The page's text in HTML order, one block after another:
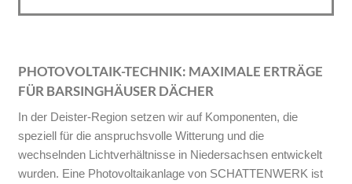
PHOTOVOLTAIK-TECHNIK: MAXIMALE ERTRÄGE
FÜR BARSINGHÄUSER DÄCHER
In der Deister-Region setzen wir auf Komponenten, die
speziell für die anspruchsvolle Witterung und die
wechselnden Lichtverhältnisse in Niedersachsen entwickelt
wurden. Eine Photovoltaikanlage von SCHATTENWERK ist